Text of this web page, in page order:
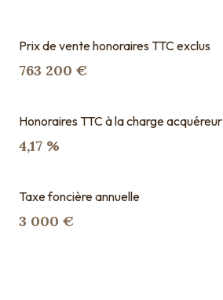
Prix de vente honoraires TTC exclus
763 200 €
Honoraires TTC à la charge acquéreur
4,17 %
Taxe foncière annuelle
3 000 €